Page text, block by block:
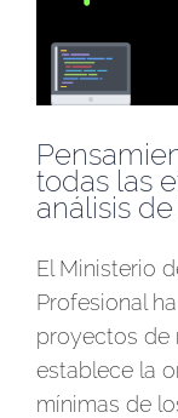
todas las
análisis
El Ministerio
Profesional
proyectos de
establece la
mínimas de